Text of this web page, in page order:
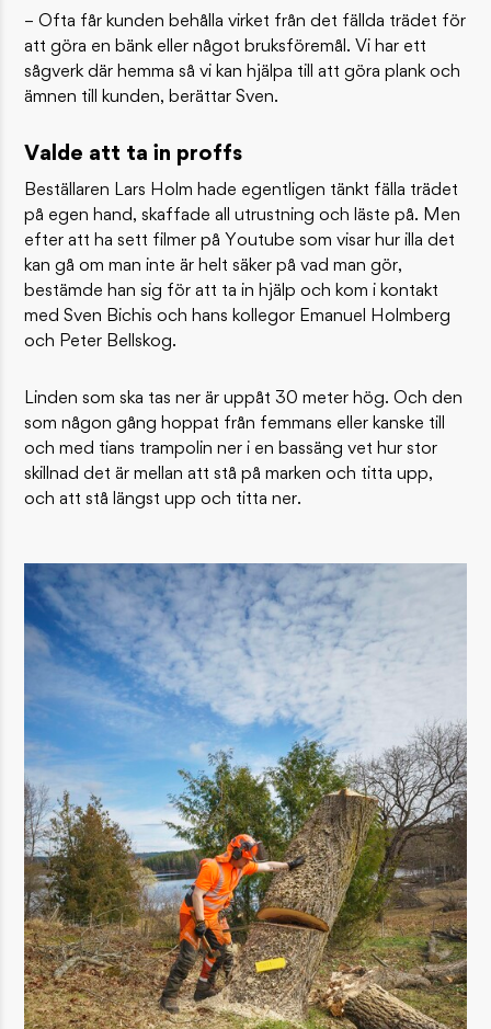
– Ofta får kunden behålla virket från det fällda trädet för
att göra en bänk eller något bruksföremål. Vi har ett
sågverk där hemma så vi kan hjälpa till att göra plank och
ämnen till kunden, berättar Sven.
Valde att ta in proffs
Beställaren Lars Holm hade egentligen tänkt fälla trädet
på egen hand, skaffade all utrustning och läste på. Men
efter att ha sett filmer på Youtube som visar hur illa det
kan gå om man inte är helt säker på vad man gör,
bestämde han sig för att ta in hjälp och kom i kontakt
med Sven Bichis och hans kollegor Emanuel Holmberg
och Peter Bellskog.
Linden som ska tas ner är uppåt 30 meter hög. Och den
som någon gång hoppat från femmans eller kanske till
och med tians trampolin ner i en bassäng vet hur stor
skillnad det är mellan att stå på marken och titta upp,
och att stå längst upp och titta ner.